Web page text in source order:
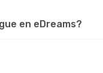
en eDreams?